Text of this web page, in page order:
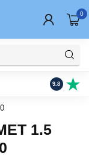
0
Fysieke
9.8
1.5